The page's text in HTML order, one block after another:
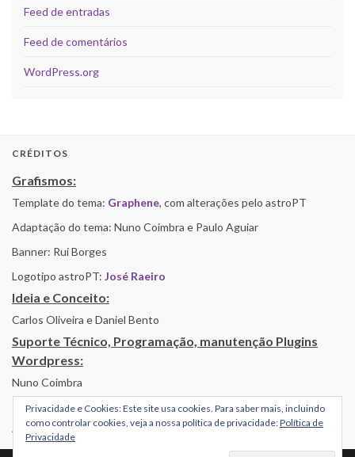
Feed de entradas
Feed de comentários
WordPress.org
CRÉDITOS
Grafismos:
Template do tema: Graphene, com alterações pelo astroPT
Adaptação do tema: Nuno Coimbra e Paulo Aguiar
Banner: Rui Borges
Logotipo astroPT: José Raeiro
Ideia e Conceito:
Carlos Oliveira e Daniel Bento
Suporte Técnico, Programação, manutenção Plugins
Wordpress:
Nuno Coimbra
Alojamento por Simbiose
Privacidade e Cookies: Este site usa cookies. Para saber mais, incluindo
como controlar cookies, veja a nossa política de privacidade:Política de
Privacidade